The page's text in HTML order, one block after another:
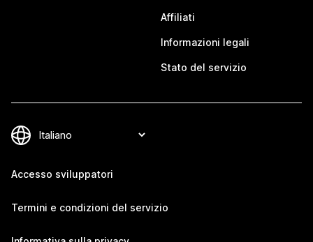
Affiliati
Informazioni legali
Stato del servizio
Accesso sviluppatori
Termini e condizioni del servizio